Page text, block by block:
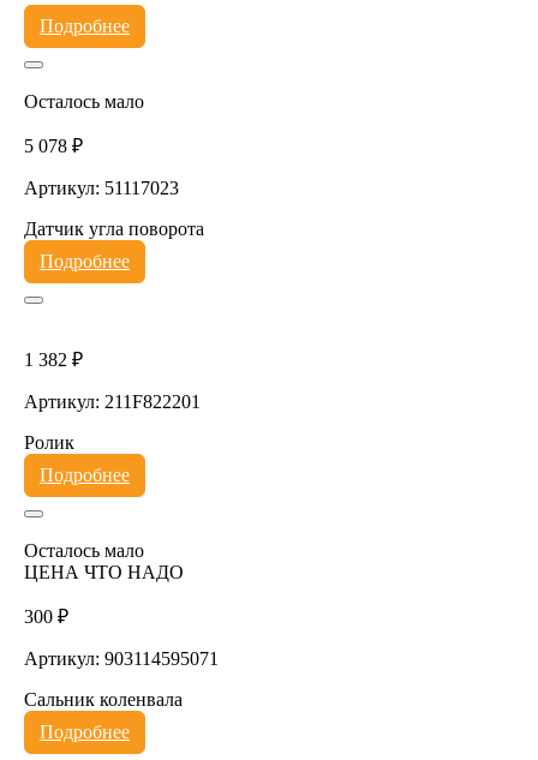
Подробнее
Осталось мало
5 078 ₽
Артикул: 51117023
Датчик угла поворота
Подробнее
1 382 ₽
Артикул: 211F822201
Ролик
Подробнее
Осталось мало
ЦЕНА ЧТО НАДО
300 ₽
Артикул: 903114595071
Сальник коленвала
Подробнее